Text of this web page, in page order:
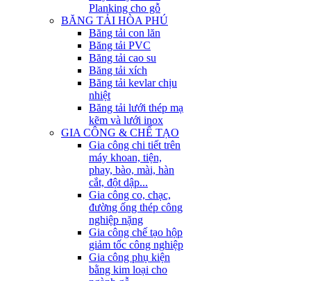
Planking cho gỗ
BĂNG TẢI HÒA PHÚ
Băng tải con lăn
Băng tải PVC
Băng tải cao su
Băng tải xích
Băng tải kevlar chịu
nhiệt
Băng tải lưới thép mạ
kẽm và lưới inox
GIA CÔNG & CHẾ TẠO
Gia công chi tiết trên
máy khoan, tiện,
phay, bào, mài, hàn
cắt, đột dập...
Gia công co, chạc,
đường ống thép công
nghiệp nặng
Gia công chế tạo hộp
giảm tốc công nghiệp
Gia công phụ kiện
bằng kim loại cho